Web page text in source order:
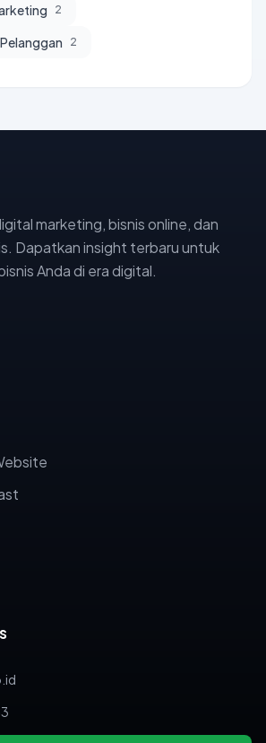
2
2
marketing, bisnis online, dan
Dapatkan insight terbaru untuk
Anda di era digital.